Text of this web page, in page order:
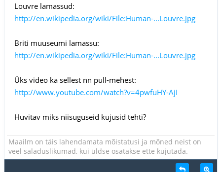
Louvre lamassud:
http://en.wikipedia.org/wiki/File:Human-...Louvre.jpg
Briti muuseumi lamassu:
http://en.wikipedia.org/wiki/File:Human-...Louvre.jpg
Üks video ka sellest nn pull-mehest:
http://www.youtube.com/watch?v=4pwfuHY-AjI
Huvitav miks niisuguseid kujusid tehti?
Maailm on täis lahendamata mõistatusi ja mõned neist on
veel saladuslikumad, kui üldse osatakse ette kujutada.